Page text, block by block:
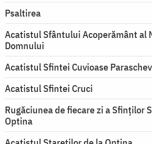
Psaltirea
Acatistul Sfântului Acoperământ al
Domnului
Acatistul Sfintei Cuvioase
Acatistul Sfintei Cruci
Rugăciunea de fiecare zi a Sfinților
Optina